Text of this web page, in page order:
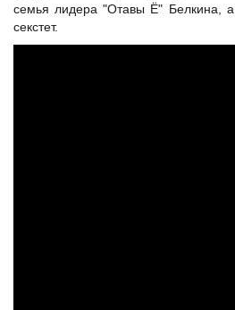
семья лидера "Отавы Ё" Белкина, а
секстет.